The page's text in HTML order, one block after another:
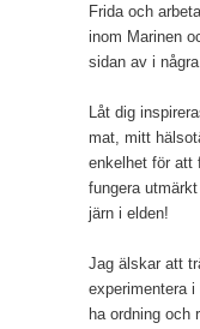
Frida och
inom Marinen
sidan av i några
Låt dig
mat, mitt
enkelhet för att
fungera
järn i elden!
Jag älskar att
experimentera
ha ordning och